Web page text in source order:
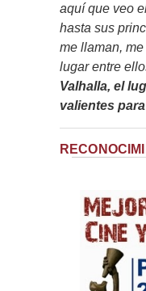
aquí que veo
hasta sus
me llaman,
lugar entre
Valhalla, el
valientes